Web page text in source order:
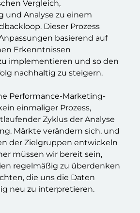
Vergleich,
und Analyse zu einem
Dieser Prozess
basierend auf
Erkenntnissen
implementieren und so den
nachhaltig zu steigern.
Performance-Marketing-
einmaliger Prozess,
Zyklus der Analyse
Märkte verändern sich, und
der Zielgruppen entwickeln
müssen wir bereit sein,
regelmäßig zu überdenken
die uns die Daten
neu zu interpretieren.